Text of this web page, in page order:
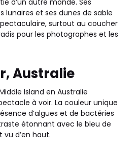
d’un autre monde. Ses
lunaires et ses dunes de sable
surtout au coucher
pour les photographes et les
Australie
Island en Australie
à voir. La couleur unique
d’algues et de bactéries
étonnant avec le bleu de
vu d’en haut.